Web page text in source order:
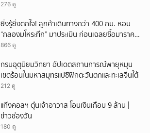
276 ดู
ยิ่งรู้ยิ่งตกใจ! ลูกค้าเดินทางกว่า 400 กม. หอบ
“กลองมโหระทึก” มาประเมิน ก่อนเฉลยซื้อมาราคา
เท่าไหร่?
866 ดู
กรมอุตุนิยมวิทยา อัปเดตสถานการณ์พายุหมุน
เขตร้อนในมหาสมุทรแปซิฟิกตะวันตกและทะเลจีนใต้
212 ดู
แก๊งคอลฯ ตุ๋นเจ้าอาวาส โอนเงินเกือบ 9 ล้าน |
ข่าวช่องวัน
180 ดู